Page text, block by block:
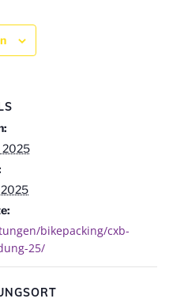
2025
2025
bikepacking/cxb-
25/